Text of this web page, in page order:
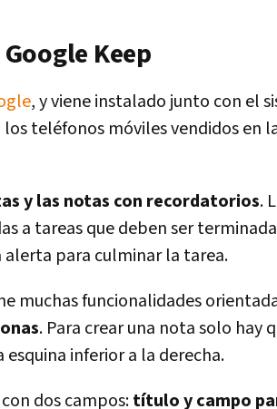
Keep
, y viene instalado junto con el
teléfonos móviles vendidos en
y las notas con recordatorios.
a tareas que deben ser
alerta para culminar la tarea.
muchas funcionalidades
. Para crear una nota solo hay
esquina inferior a la derecha.
dos campos:título y campo